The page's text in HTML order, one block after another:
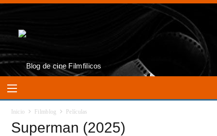
Inicio Filmblog Películas
Superman (2025)